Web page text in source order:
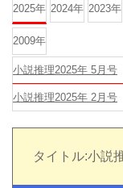
2025年 2024年 2023年
2009年
小説推理2025年 5月号
小説推理2025年 2月号
タイトル:小説